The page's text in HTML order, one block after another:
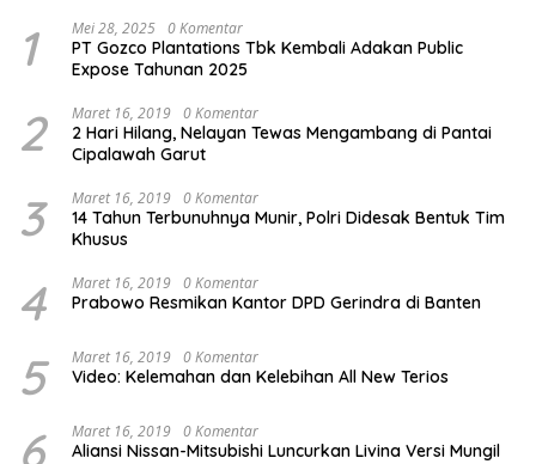
1 Mei 28, 2025 0 Komentar
PT Gozco Plantations Tbk Kembali Adakan Public
Expose Tahunan 2025
2 Maret 16, 2019 0 Komentar
2 Hari Hilang, Nelayan Tewas Mengambang di Pantai
Cipalawah Garut
3 Maret 16, 2019 0 Komentar
14 Tahun Terbunuhnya Munir, Polri Didesak Bentuk Tim
Khusus
4 Maret 16, 2019 0 Komentar
Prabowo Resmikan Kantor DPD Gerindra di Banten
5 Maret 16, 2019 0 Komentar
Video: Kelemahan dan Kelebihan All New Terios
6 Maret 16, 2019 0 Komentar
Aliansi Nissan-Mitsubishi Luncurkan Livina Versi Mungil